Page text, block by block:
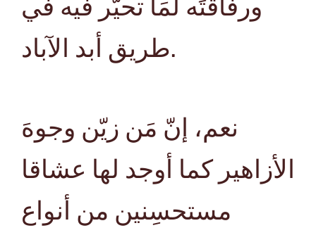
ورفاقتَه لمَا تحيّر فيه في
طريق أبد الآباد.
نعم، إنّ مَن زيّن وجوهَ
الأزاهير كما أوجد لها عشاقا
مستحسِنين من أنواع